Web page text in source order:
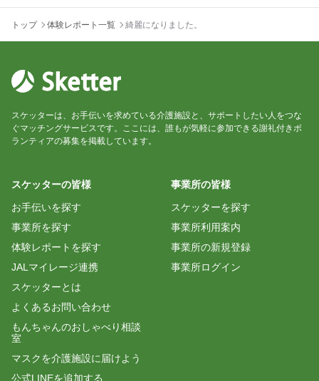
トップ 体験レポート一覧 綺麗になりました。
スケッターは、お手伝いを求めている介護施設と、サポートしたい人をつな
ぐマッチングサービスです。ここには、誰もが気軽に参加できる謝礼付きボ
ランティアの募集を掲載しています。
スケッターの皆様
お手伝いを探す
事業所を探す
体験レポートを探す
JALマイレージ連携
スケッターとは
よくあるお問い合わせ
もんちゃんのおしゃべり相談
室
マスクを介護施設に届けよう
公式LINEを追加する
事業所の皆様
スケッターを探す
事業所利用案内
事業所の新規登録
事業所ログイン